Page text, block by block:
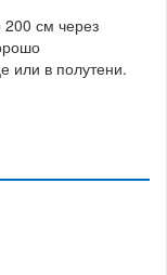
200 см через
или в полутени.